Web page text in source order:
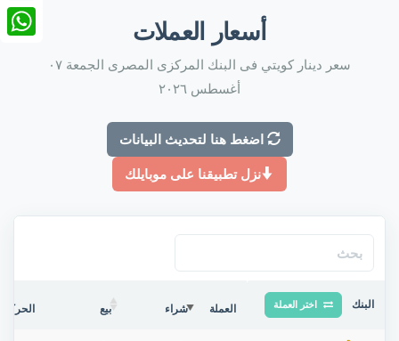
أسعار العملات
سعر دينار كويتي فى البنك المركزى المصرى الجمعة ٠٧
أغسطس ٢٠٢٦
اضغط هنا لتحديث البيانات
نزل تطبيقنا على موبايلك
البنك اختر العملة العملة شراء بيع الحركة